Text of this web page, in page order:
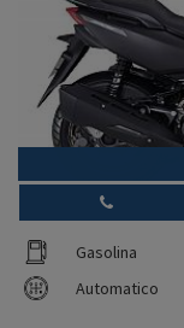
Gasolina
Automatico